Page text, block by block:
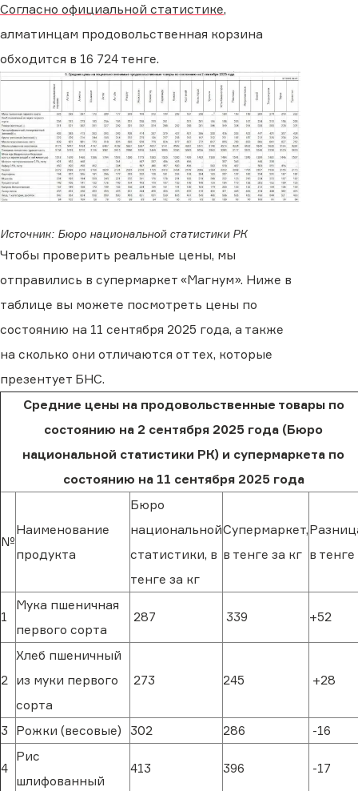
Творог, кг
Картофель, кг
Морковь, кг
Лук репчатый, кг
Капуста белокочанная, кг
Сахар-песок, кг
Соль, кг
Согласно официальной статистике,
алматинцам продовольственная корзина
обходится в 16 724 тенге.
Источник: Бюро национальной статистики РК
Чтобы проверить реальные цены, мы
отправились в супермаркет «Магнум». Ниже в
таблице вы можете посмотреть цены по
состоянию на 11 сентября 2025 года, а также
на сколько они отличаются от тех, которые
презентует БНС.
Средние цены на продовольственные товары по
состоянию на 2 сентября 2025 года (Бюро
национальной статистики РК) и супермаркета по
состоянию на 11 сентября 2025 года
№
Наименование
продукта
Бюро
национальной
статистики, в
тенге за кг
Супермаркет,
в тенге за кг в тенге
1
Мука пшеничная
первого сорта
287 339 +52
2
Хлеб пшеничный
из муки первого
сорта
273 245 +28
3 Рожки (весовые) 302 286 -16
4
Рис
шлифованный
413 396 -17